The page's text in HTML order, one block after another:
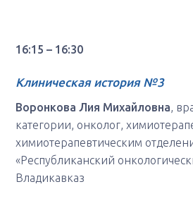
16:15 – 16:30
Клиническая история №3
Воронкова Лия Михайловна,
категории, онколог,
химиотерапевтическим
«Республиканский
Владикавказ